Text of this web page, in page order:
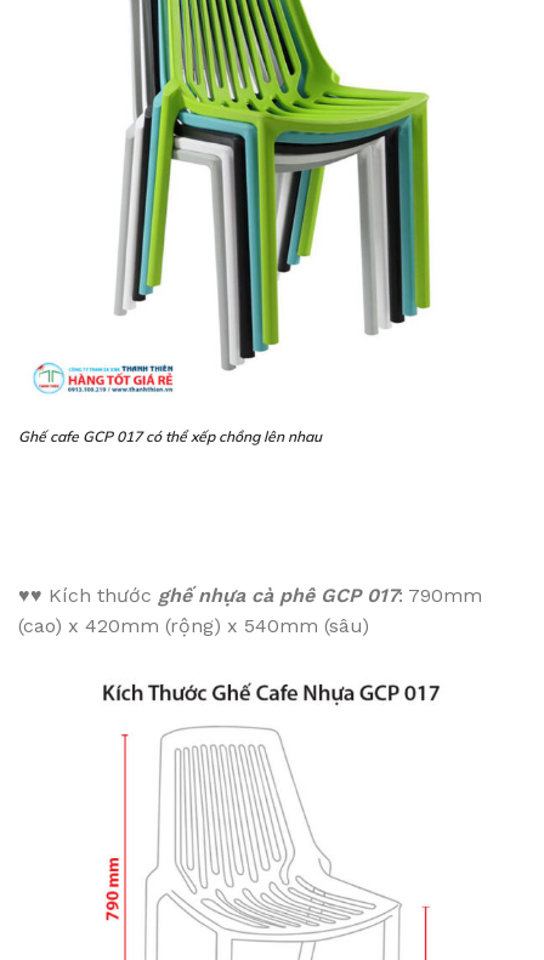
Ghế cafe GCP 017 có thể xếp chồng lên nhau
♥♥ Kích thước ghế nhựa cà phê GCP 017: 790mm
(cao) x 420mm (rộng) x 540mm (sâu)